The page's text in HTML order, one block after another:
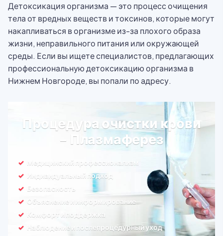
Детоксикация организма — это процесс очищения
тела от вредных веществ и токсинов, которые могут
накапливаться в организме из-за плохого образа
жизни, неправильного питания или окружающей
среды. Если вы ищете специалистов, предлагающих
профессиональную детоксикацию организма в
Нижнем Новгороде, вы попали по адресу.
Процедура очистки крови
- Плазмаферез
Медицинский профессионализм
Индивидуальный подход
Безопасность
Объяснение и информирование
Комфорт и поддержка
Наблюдение и послепроцедурный уход